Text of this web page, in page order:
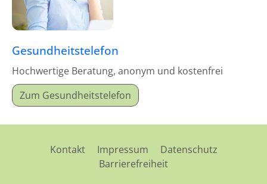
Gesundheitstelefon
Hochwertige Beratung, anonym und kostenfrei
Zum Gesundheitstelefon
Kontakt Impressum
Datenschutz
Barrierefreiheit